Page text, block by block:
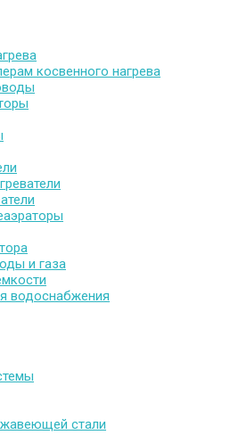
косвенного нагрева
и газа
водоснабжения
стали